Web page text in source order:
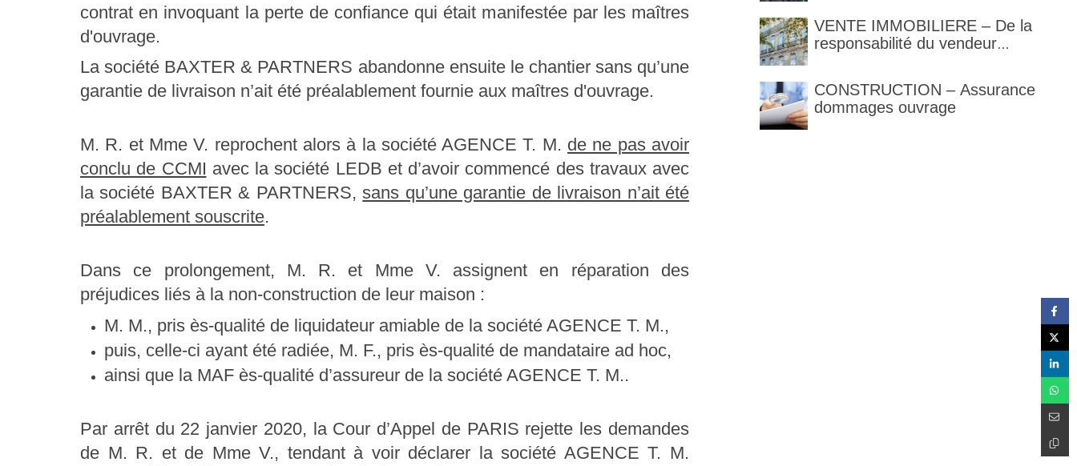
contrat en invoquant la perte de confiance qui était manifestée par les maîtres
d'ouvrage.
La société BAXTER & PARTNERS abandonne ensuite le chantier sans qu’une
garantie de livraison n’ait été préalablement fournie aux maîtres d'ouvrage.
M. R. et Mme V. reprochent alors à la société AGENCE T. M. de ne pas avoir
conclu de CCMI avec la société LEDB et d’avoir commencé des travaux avec
la société BAXTER & PARTNERS,sans qu’une garantie de livraison n’ait été
préalablement souscrite.
Dans ce prolongement, M. R. et Mme V. assignent en réparation des
préjudices liés à la non-construction de leur maison :
M. M., pris ès-qualité de liquidateur amiable de la société AGENCE T. M.,
puis, celle-ci ayant été radiée, M. F., pris ès-qualité de mandataire ad hoc,
ainsi que la MAF ès-qualité d’assureur de la société AGENCE T. M..
Par arrêt du 22 janvier 2020, la Cour d’Appel de PARIS rejette les demandes
de M. R. et de Mme V., tendant à voir déclarer la société AGENCE T. M.
VENTE IMMOBILIERE – De la
responsabilité du vendeur
du code civil
CONSTRUCTION – Assurance
dommages ouvrage